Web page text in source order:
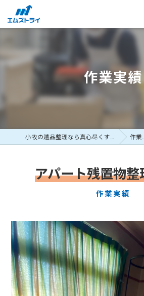
作業実績
小牧の遺品整理なら真心尽くすエムズトライ 作業実績
作業実績
アパート残置物整